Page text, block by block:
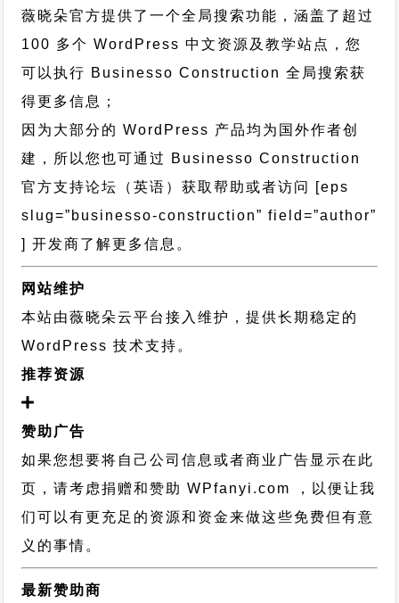
薇晓朵官方提供了一个全局搜索功能，涵盖了超过
100 多个 WordPress 中文资源及教学站点，您
可以执行 Businesso Construction 全局搜索获
得更多信息；
因为大部分的 WordPress 产品均为国外作者创
建，所以您也可通过 Businesso Construction
官方支持论坛
（英语）获取帮助或者访问 [eps
slug=”businesso-construction” field=”author”
] 开发商了解更多信息。
网站维护
本站由薇晓朵云平台接入维护，提供长期稳定的
WordPress 技术支持 。
推荐资源
赞助广告
如果您想要将自己公司信息或者商业广告显示在此
页，请考虑捐赠和赞助 WPfanyi.com ，以便让我
们可以有更充足的资源和资金来做这些免费但有意
义的事情。
最新赞助商